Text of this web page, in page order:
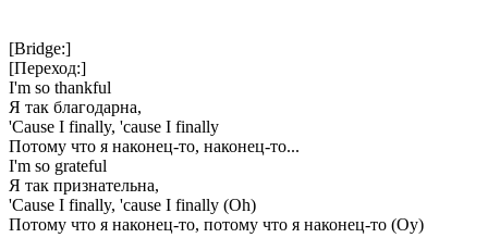
[Bridge:]
[Переход:]
I'm so thankful
Я так благодарна,
'Cause I finally, 'cause I finally
Потому что я наконец-то, наконец-то...
I'm so grateful
Я так признательна,
'Cause I finally, 'cause I finally (Oh)
Потому что я наконец-то, потому что я наконец-то (Оу)